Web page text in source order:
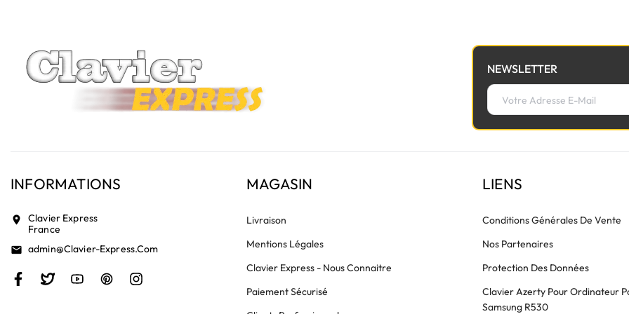
NEWSLETTER
INFORMATIONS
location_on
Clavier Express
France
email Admin@clavier-Express.com
MAGASIN
Livraison
Mentions Légales
Clavier Express - Nous Connaitre
Paiement Sécurisé
LIENS
Conditions Générales De Vente
Nos Partenaires
Protection Des Données
Clavier Azerty Pour Ordinateur
Samsung R530